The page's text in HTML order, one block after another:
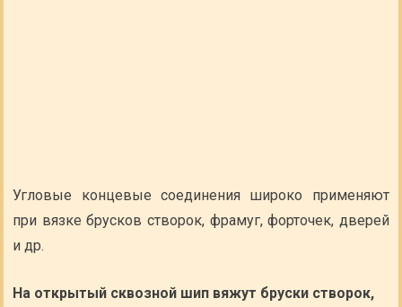
Угловые концевые соединения широко применяют
при вязке брусков створок, фрамуг, форточек, дверей
и др.
На открытый сквозной шип вяжут бруски створок,